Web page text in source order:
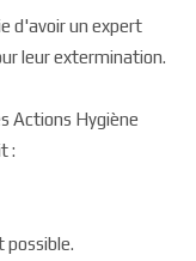
d'avoir un expert
leur extermination.
Actions Hygiène
:
possible.